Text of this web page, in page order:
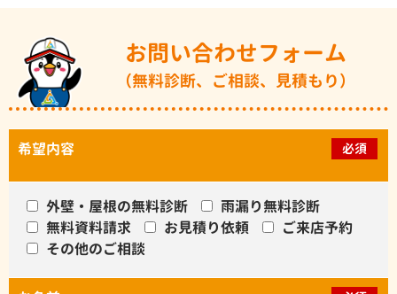
お問い合わせフォーム
（無料診断、ご相談、見積もり）
希望内容 必須
外壁・屋根の無料診断
雨漏り無料診断
無料資料請求
お見積り依頼
ご来店予約
その他のご相談